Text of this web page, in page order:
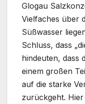
Glogau
Vielfaches über
Süßwasser
Schluss, dass
hindeuten, dass
einem großen
auf die starke
zurückgeht.